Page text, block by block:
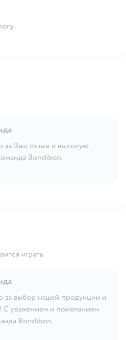
Ваш отзыв и высокую
Bondibon.
играть.
выбор нашей продукции и
С уважением и пожеланием
Bondibon.